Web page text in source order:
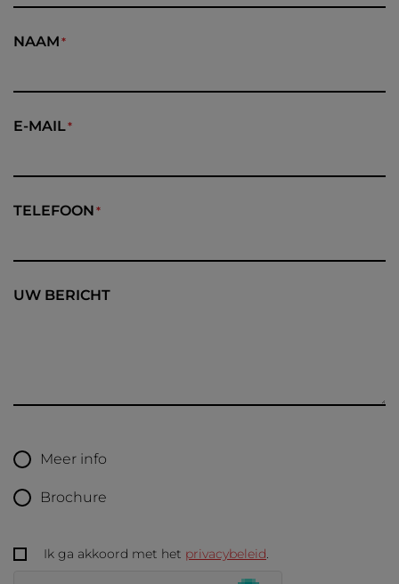
NAAM
E-MAIL
TELEFOON
UW BERICHT
Meer info
Brochure
Ik ga akkoord met het privacybeleid.